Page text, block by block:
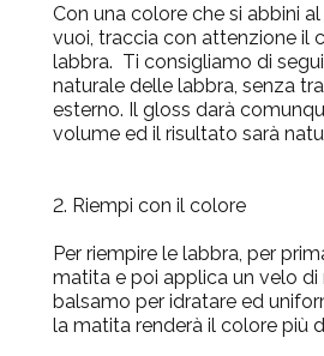
Con una colore che si abbini
vuoi, traccia con attenzione il
labbra. Ti consigliamo di
naturale delle labbra, senza
esterno. Il gloss darà
volume ed il risultato sarà
2. Riempi con il colore
Per riempire le labbra, per
matita e poi applica un velo
balsamo per idratare ed
la matita renderà il colore più